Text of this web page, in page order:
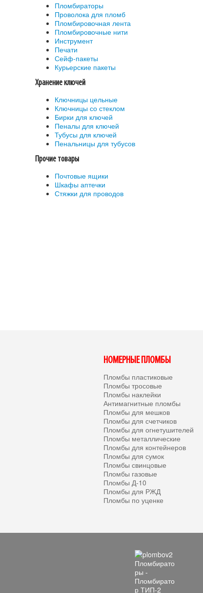
Пломбираторы
Проволока для пломб
Пломбировочная лента
Пломбировочные нити
Инструмент
Печати
Сейф-пакеты
Курьерские пакеты
Хранение ключей
Ключницы цельные
Ключницы со стеклом
Бирки для ключей
Пеналы для ключей
Тубусы для ключей
Пенальницы для тубусов
Прочие товары
Почтовые ящики
Шкафы аптечки
Стяжки для проводов
НОМЕРНЫЕ ПЛОМБЫ
Пломбы пластиковые
Пломбы тросовые
Пломбы наклейки
Антимагнитные пломбы
Пломбы для мешков
Пломбы для счетчиков
Пломбы для огнетушителей
Пломбы металлические
Пломбы для контейнеров
Пломбы для сумок
Пломбы свинцовые
Пломбы газовые
Пломбы Д-10
Пломбы для РЖД
Пломбы по уценке